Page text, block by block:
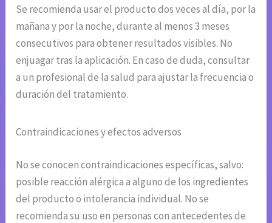
Se recomienda usar el producto dos veces al día, por la
mañana y por la noche, durante al menos 3 meses
consecutivos para obtener resultados visibles. No
enjuagar tras la aplicación. En caso de duda, consultar
a un profesional de la salud para ajustar la frecuencia o
duración del tratamiento.
Contraindicaciones y efectos adversos
No se conocen contraindicaciones específicas, salvo:
posible reacción alérgica a alguno de los ingredientes
del producto o intolerancia individual. No se
recomienda su uso en personas con antecedentes de